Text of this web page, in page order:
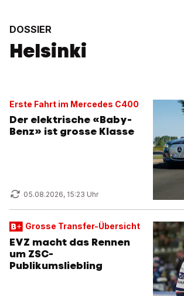
DOSSIER
Helsinki
Erste Fahrt im Mercedes C400
Der elektrische «Baby-
Benz» ist grosse Klasse
05.08.2026, 15:23 Uhr
Grosse Transfer-Übersicht
EVZ macht das Rennen
um ZSC-
Publikumsliebling